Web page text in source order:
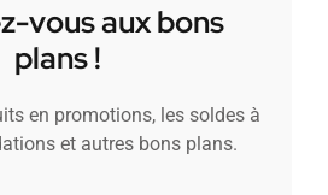
vous aux bons
plans !
en promotions, les soldes à
et autres bons plans.